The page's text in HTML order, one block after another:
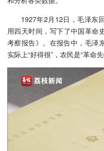
1927年2月12日，毛泽东
用四天时间，写下了中国革
考察报告》。在报告中，毛泽
实际上“好得很”，农民是“革命先